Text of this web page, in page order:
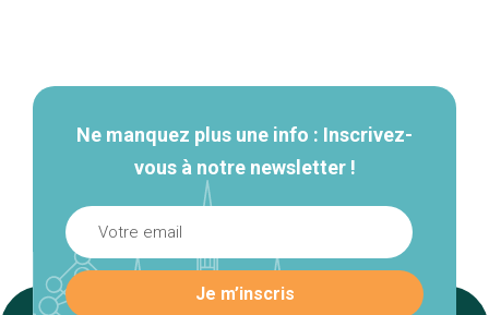
Ne manquez plus une info : Inscrivez-
vous à notre newsletter !